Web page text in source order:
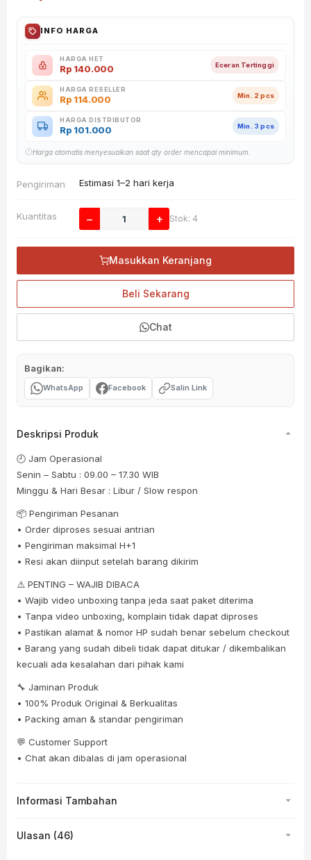
INFO HARGA
HARGA HET
Rp 140.000 Eceran Tertinggi
HARGA RESELLER
Rp 114.000 Min. 2 pcs
HARGA DISTRIBUTOR
Rp 101.000 Min. 3 pcs
Harga otomatis menyesuaikan saat qty order mencapai minimum.
Pengiriman Estimasi 1–2 hari kerja
Kuantitas − + Stok: 4
Masukkan Keranjang
Beli Sekarang
Chat
Bagikan:
WhatsApp Facebook Salin Link
Deskripsi Produk
🕘 Jam Operasional
Senin – Sabtu : 09.00 – 17.30 WIB
Minggu & Hari Besar : Libur / Slow respon
📦 Pengiriman Pesanan
• Order diproses sesuai antrian
• Pengiriman maksimal H+1
• Resi akan diinput setelah barang dikirim
⚠️ PENTING – WAJIB DIBACA
• Wajib video unboxing tanpa jeda saat paket diterima
• Tanpa video unboxing, komplain tidak dapat diproses
• Pastikan alamat & nomor HP sudah benar sebelum checkout
• Barang yang sudah dibeli tidak dapat ditukar / dikembalikan
kecuali ada kesalahan dari pihak kami
🔧 Jaminan Produk
• 100% Produk Original & Berkualitas
• Packing aman & standar pengiriman
💬 Customer Support
• Chat akan dibalas di jam operasional
Informasi Tambahan
Ulasan (46)